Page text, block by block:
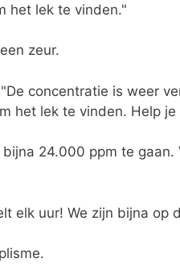
het lek te vinden."
zeur.
concentratie is weer
het lek te vinden. Help
24.000 ppm te
elk uur! We zijn bijna op